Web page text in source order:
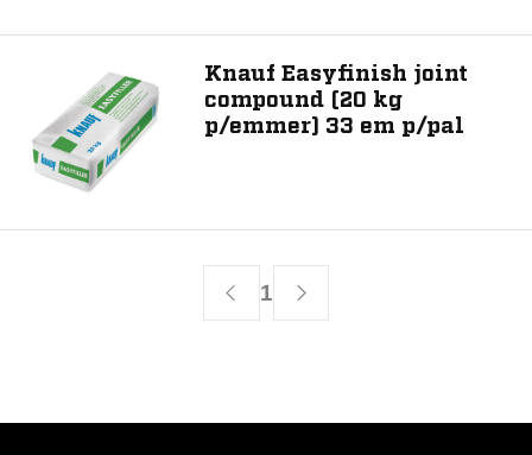
Knauf Easyfinish joint
compound (20 kg
p/emmer) 33 em p/pal
1